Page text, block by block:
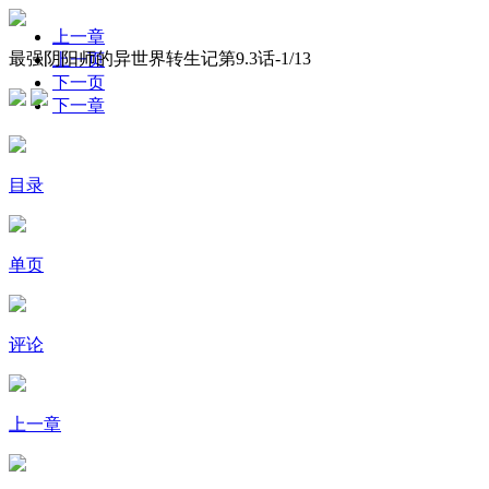
最强阴阳师的异世界转生记第9.3话-1/13
上一章
上一页
下一页
下一章
目录
单页
评论
上一章